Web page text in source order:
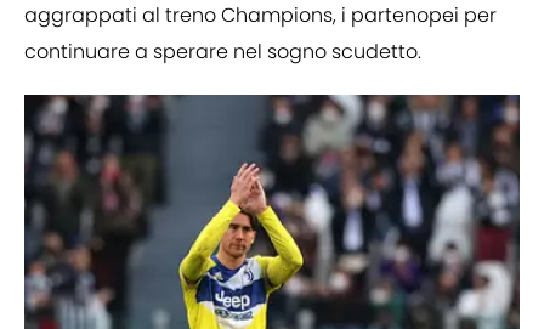
aggrappati al treno Champions, i partenopei per
continuare a sperare nel sogno scudetto.